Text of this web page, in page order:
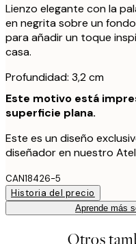
Lienzo elegante con la
en negrita sobre un
para añadir un toque
casa.
Profundidad: 3,2 cm
Este motivo está
superficie plana.
Este es un diseño
diseñador en nuestro
CAN18426-5
Historia del precio
Aprende más
Otros